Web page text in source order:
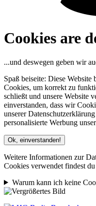
Cookies are
...und deswegen geben wir
Spaß beiseite: Diese Website
Cookies, um korrekt zu
schließt und unsere Website
einverstanden, dass wir
unserer
personalisierte Werbung
Ok, einverstanden!
Weitere Informationen zur
Cookies verwendet findest
Warum kann ich keine